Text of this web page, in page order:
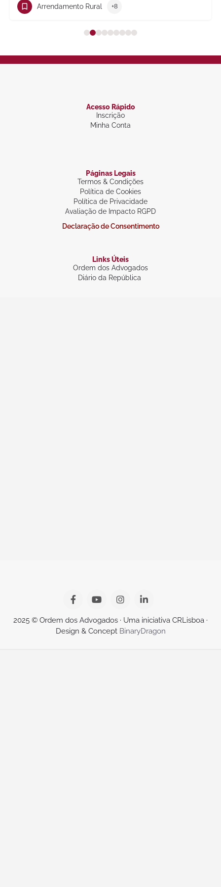
Trabalho
Acesso Rápido
Inscrição
Minha Conta
Páginas Legais
Termos & Condições
Política de Cookies
Política de Privacidade
Avaliação de Impacto RGPD
Declaração de Consentimento
Links Úteis
Ordem dos Advogados
Diário da República
2025 © Ordem dos Advogados · Uma iniciativa CRLisboa ·
Design & Concept BinaryDragon